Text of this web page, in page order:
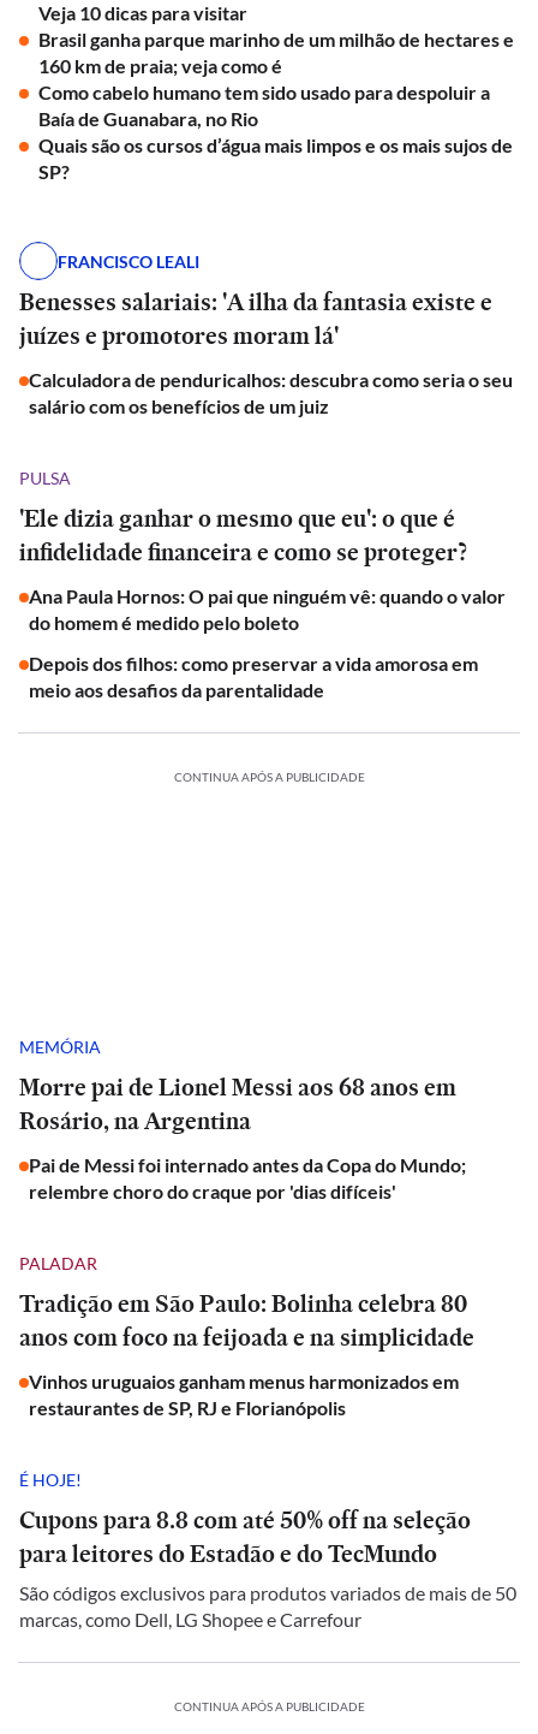
Veja 10 dicas para visitar
Brasil ganha parque marinho de um milhão de hectares e
160 km de praia; veja como é
Como cabelo humano tem sido usado para despoluir a
Baía de Guanabara, no Rio
Quais são os cursos d’água mais limpos e os mais sujos de
SP?
FRANCISCO LEALI
Benesses salariais: 'A ilha da fantasia existe e
juízes e promotores moram lá'
Calculadora de penduricalhos: descubra como seria o seu
salário com os benefícios de um juiz
PULSA
'Ele dizia ganhar o mesmo que eu': o que é
infidelidade financeira e como se proteger?
Ana Paula Hornos: O pai que ninguém vê: quando o valor
do homem é medido pelo boleto
Depois dos filhos: como preservar a vida amorosa em
meio aos desafios da parentalidade
CONTINUA APÓS A PUBLICIDADE
MEMÓRIA
Morre pai de Lionel Messi aos 68 anos em
Rosário, na Argentina
Pai de Messi foi internado antes da Copa do Mundo;
relembre choro do craque por 'dias difíceis'
PALADAR
Tradição em São Paulo: Bolinha celebra 80
anos com foco na feijoada e na simplicidade
Vinhos uruguaios ganham menus harmonizados em
restaurantes de SP, RJ e Florianópolis
É HOJE!
Cupons para 8.8 com até 50% off na seleção
para leitores do Estadão e do TecMundo
São códigos exclusivos para produtos variados de mais de 50
marcas, como Dell, LG Shopee e Carrefour
CONTINUA APÓS A PUBLICIDADE